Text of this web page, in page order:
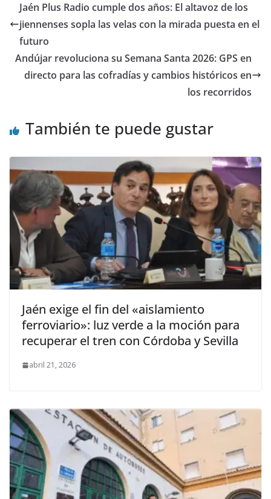
Jaén Plus Radio cumple dos años: El altavoz de los
jiennenses sopla las velas con la mirada puesta en el
futuro
Andújar revoluciona su Semana Santa 2026: GPS en
directo para las cofradías y cambios históricos en
los recorridos
También te puede gustar
Jaén exige el fin del «aislamiento
ferroviario»: luz verde a la moción para
recuperar el tren con Córdoba y Sevilla
abril 21, 2026